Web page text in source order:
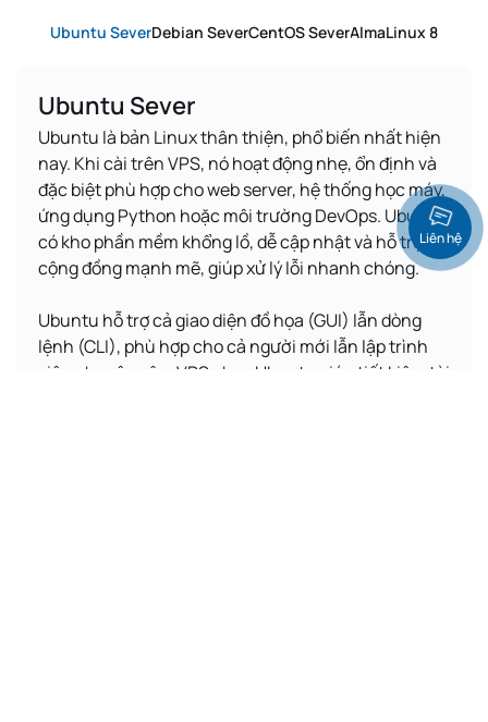
Ubuntu SeverDebian SeverCentOS SeverAlmaLinux 8
Ubuntu Sever
Ubuntu là bản Linux thân thiện, phổ biến nhất hiện
nay. Khi cài trên VPS, nó hoạt động nhẹ, ổn định và
đặc biệt phù hợp cho web server, hệ thống học máy,
ứng dụng Python hoặc môi trường DevOps. Ubuntu
có kho phần mềm khổng lồ, dễ cập nhật và hỗ trợ
cộng đồng mạnh mẽ, giúp xử lý lỗi nhanh chóng.
Ubuntu hỗ trợ cả giao diện đồ họa (GUI) lẫn dòng
lệnh (CLI), phù hợp cho cả người mới lẫn lập trình
viên chuyên sâu. VPS chạy Ubuntu giúp tiết kiệm tài
Liên hệ